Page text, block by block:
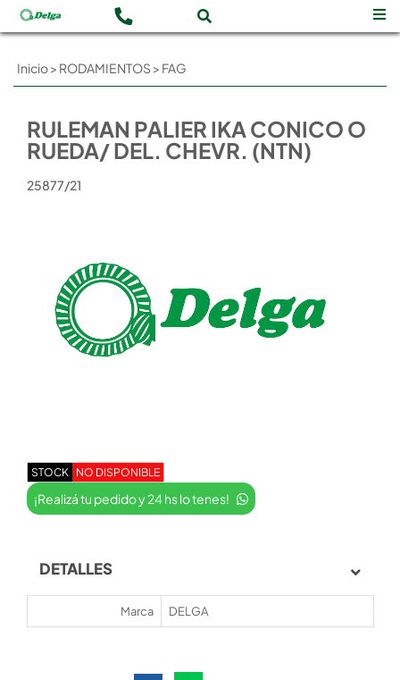
Inicio> RODAMIENTOS > FAG
RULEMAN PALIER IKA CONICO O
RUEDA/ DEL. CHEVR. (NTN)
25877/21
STOCK NO DISPONIBLE
¡Realizá tu pedido y 24 hs lo tenes!
DETALLES
Marca DELGA